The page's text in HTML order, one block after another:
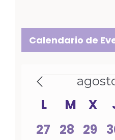
Calendario de
Eventos
Calendario
de
L LUNES
M X
0
27
0
28 0
29 0